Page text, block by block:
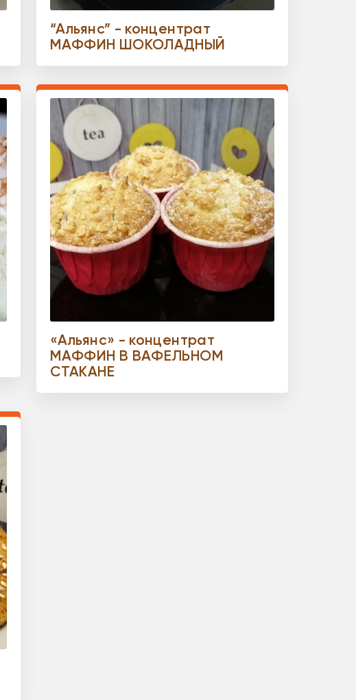
“Альянс” - концентрат
МАФФИН ШОКОЛАДНЫЙ
«Альянс» - концентрат
МАФФИН В ВАФЕЛЬНОМ
СТАКАНЕ